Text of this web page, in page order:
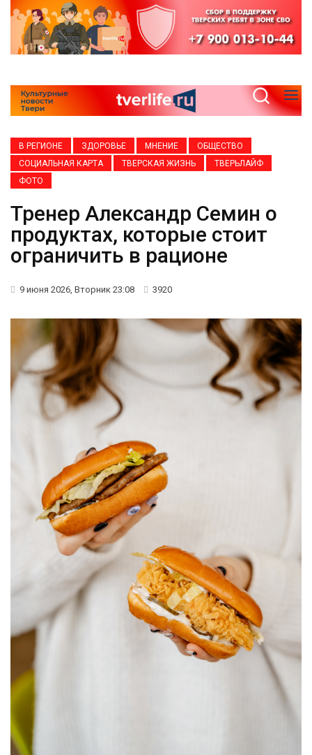
В РЕГИОНЕ ЗДОРОВЬЕ МНЕНИЕ
ОБЩЕСТВО
СОЦИАЛЬНАЯ КАРТА
ТВЕРСКАЯ ЖИЗНЬ
ТВЕРЬЛАЙФ
ФОТО
Тренер Александр Семин о
продуктах, которые стоит
ограничить в рационе
9 июня 2026, Вторник 23:08 3920